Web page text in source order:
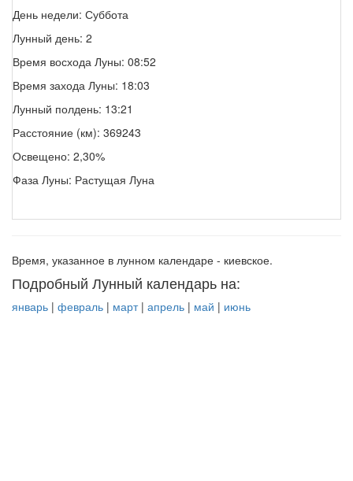
День недели: Суббота
Лунный день: 2
Время восхода Луны: 08:52
Время захода Луны: 18:03
Лунный полдень: 13:21
Расстояние (км): 369243
Освещено: 2,30%
Фаза Луны: Растущая Луна
Время, указанное в лунном календаре - киевское.
Подробный Лунный календарь на:
январь | февраль | март| апрель | май | июнь